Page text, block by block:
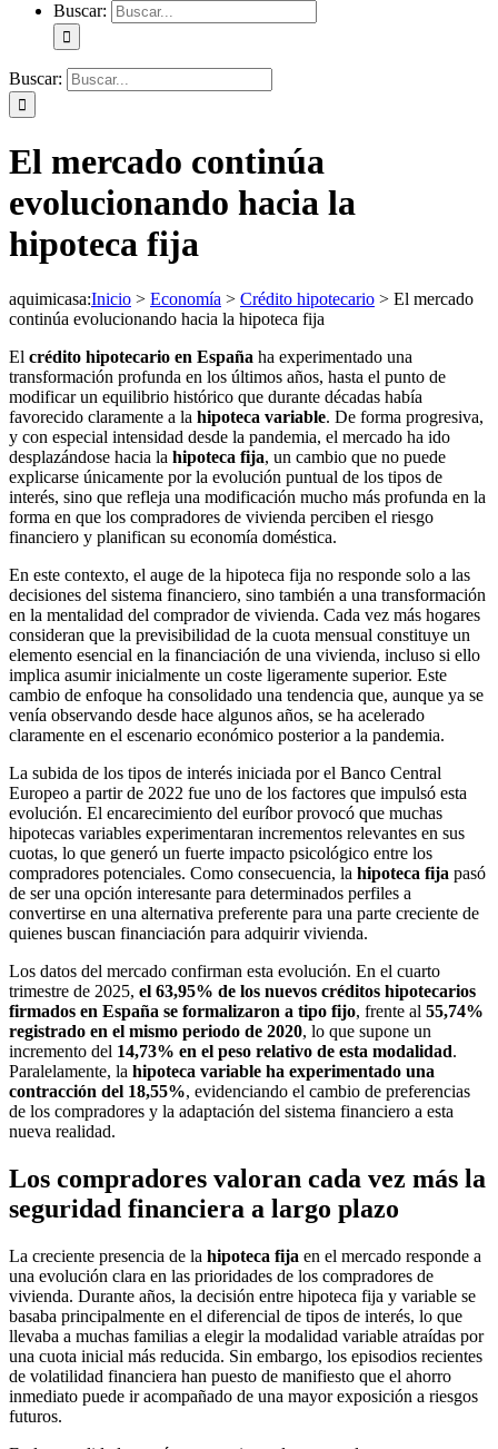
Buscar:
Buscar:
El mercado continúa
evolucionando hacia la
hipoteca fija
aquimicasa:Inicio > Economía > Crédito hipotecario > El mercado
continúa evolucionando hacia la hipoteca fija
El crédito hipotecario en España ha experimentado una
transformación profunda en los últimos años, hasta el punto de
modificar un equilibrio histórico que durante décadas había
favorecido claramente a la hipoteca variable. De forma progresiva,
y con especial intensidad desde la pandemia, el mercado ha ido
desplazándose hacia la hipoteca fija, un cambio que no puede
explicarse únicamente por la evolución puntual de los tipos de
interés, sino que refleja una modificación mucho más profunda en la
forma en que los compradores de vivienda perciben el riesgo
financiero y planifican su economía doméstica.
En este contexto, el auge de la hipoteca fija no responde solo a las
decisiones del sistema financiero, sino también a una transformación
en la mentalidad del comprador de vivienda. Cada vez más hogares
consideran que la previsibilidad de la cuota mensual constituye un
elemento esencial en la financiación de una vivienda, incluso si ello
implica asumir inicialmente un coste ligeramente superior. Este
cambio de enfoque ha consolidado una tendencia que, aunque ya se
venía observando desde hace algunos años, se ha acelerado
claramente en el escenario económico posterior a la pandemia.
La subida de los tipos de interés iniciada por el Banco Central
Europeo a partir de 2022 fue uno de los factores que impulsó esta
evolución. El encarecimiento del euríbor provocó que muchas
hipotecas variables experimentaran incrementos relevantes en sus
cuotas, lo que generó un fuerte impacto psicológico entre los
compradores potenciales. Como consecuencia, la hipoteca fija pasó
de ser una opción interesante para determinados perfiles a
convertirse en una alternativa preferente para una parte creciente de
quienes buscan financiación para adquirir vivienda.
Los datos del mercado confirman esta evolución. En el cuarto
trimestre de 2025, el 63,95% de los nuevos créditos hipotecarios
firmados en España se formalizaron a tipo fijo, frente al 55,74%
registrado en el mismo periodo de 2020, lo que supone un
incremento del 14,73% en el peso relativo de esta modalidad.
Paralelamente, la hipoteca variable ha experimentado una
contracción del 18,55%, evidenciando el cambio de preferencias
de los compradores y la adaptación del sistema financiero a esta
nueva realidad.
Los compradores valoran cada vez más la
seguridad financiera a largo plazo
La creciente presencia de la hipoteca fija en el mercado responde a
una evolución clara en las prioridades de los compradores de
vivienda. Durante años, la decisión entre hipoteca fija y variable se
basaba principalmente en el diferencial de tipos de interés, lo que
llevaba a muchas familias a elegir la modalidad variable atraídas por
una cuota inicial más reducida. Sin embargo, los episodios recientes
de volatilidad financiera han puesto de manifiesto que el ahorro
inmediato puede ir acompañado de una mayor exposición a riesgos
futuros.